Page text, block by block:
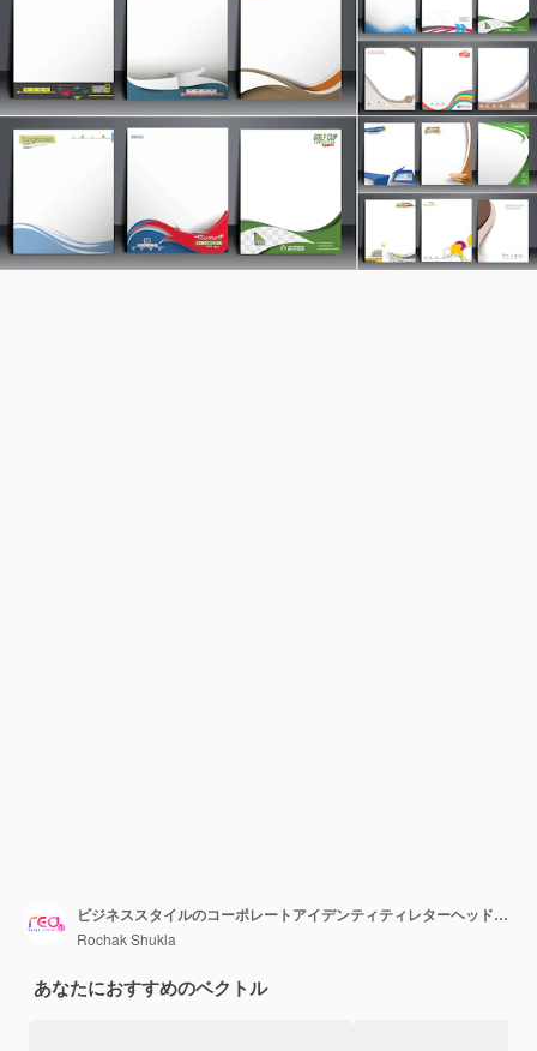
ビジネススタイルのコーポレートアイデンティティレターヘッドテンプレートのバンドル
Rochak Shukla
あなたにおすすめのベクトル